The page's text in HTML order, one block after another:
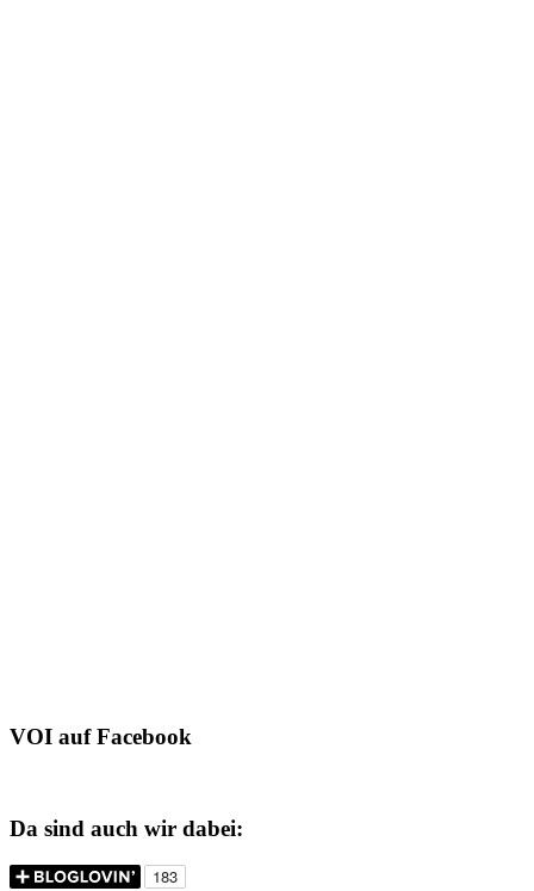
VOI auf Facebook
Da sind auch wir dabei: